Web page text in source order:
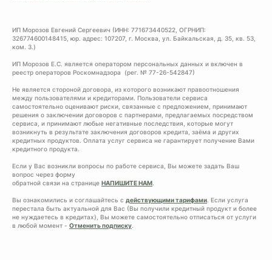
ИП Морозов Евгений Сергеевич (ИНН: 771673440522, ОГРНИП:
326774600148415, юр. адрес: 107207, г. Москва, ул. Байкальская, д. 35, кв. 53,
ком. 3.)
ИП Морозов Е.С. является оператором персональных данных и включен в
реестр операторов Роскомнадзора (рег. № 77-26-542847)
Не является стороной договора, из которого возникают правоотношения
между пользователями и кредиторами. Пользователи сервиса
самостоятельно оценивают риски, связанные с предложением, принимают
решения о заключении договоров с партнерами, предлагаемых посредством
сервиса, и принимают любые негативные последствия, которые могут
возникнуть в результате заключения договоров кредита, заёма и других
кредитных продуктов. Оплата услуг сервиса не гарантирует получение Вами
кредитного продукта.
Если у Вас возникли вопросы по работе сервиса, Вы можете задать Ваш
вопрос через форму
обратной связи на странице НАПИШИТЕ НАМ.
Вы ознакомились и соглашайтесь с действующими тарифами. Если услуга
перестала быть актуальной для Вас (Вы получили кредитный продукт и более
не нуждаетесь в кредитах), Вы можете самостоятельно отписаться от услуги
в любой момент - Отменить подписку.